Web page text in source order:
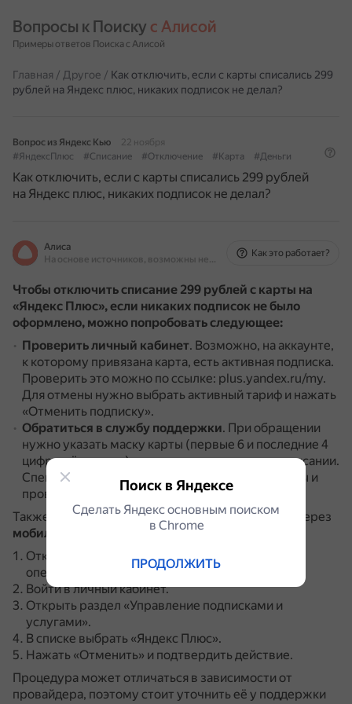
Вопросы к Поиску с Алисой
Примеры ответов Поиска с Алисой
Главная / Другое / Как отключить, если с карты списались 299
рублей на Яндекс плюс, никаких подписок не делал?
Вопрос из Яндекс Кью
22 ноября
#ЯндексПлюс
#Списание #Отключение #Карта #Деньги
Как отключить, если с карты списались 299 рублей
на Яндекс плюс, никаких подписок не делал?
Алиса
На основе источников, возможны неточности
Как это работает?
Чтобы отключить списание 299 рублей с карты на
«Яндекс Плюс», если никаких подписок не было
оформлено, можно попробовать следующее:
Проверить личный кабинет. Возможно, на аккаунте,
к которому привязана карта, есть активная подписка.
Проверить это можно по ссылке: plus.yandex.ru/my.
Для отмены нужно выбрать активный тариф и нажать
«Отменить подписку».
Обратиться в службу поддержки. При обращении
нужно указать маску карты (первые 6 и последние 4
цифры её номера) и чек или скриншот смс о списании.
Специалисты помогут найти источник проблемы и
проверят возможность возврата средств.
Также можно попробовать отключить подписку через
мобильного оператора:
Открыть сайт или приложение мобильного
оператора.
Войти в личный кабинет.
Открыть раздел «Управление подписками и
услугами».
В списке выбрать «Яндекс Плюс».
Нажать «Отменить» и подтвердить действие.
Процедура может отличаться в зависимости от
провайдера, поэтому стоит уточнить её у поддержки
Поиск в Яндексе
Сделать Яндекс основным поиском
в Сhrome
ПРОДОЛЖИТЬ